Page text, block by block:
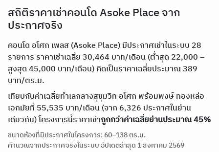
สถิติราคาเช่าคอนโด Asoke Place จาก
ประกาศจริง
คอนโด อโศก เพลส (Asoke Place) มีประกาศเช่าในระบบ 28
รายการ ราคาเช่าเฉลี่ย 30,464 บาท/เดือน (ต่ำสุด 22,000 –
สูงสุด 45,000 บาท/เดือน) คิดเป็นราคาเฉลี่ยประมาณ 389
บาท/ตร.ม.
เทียบกับค่าเฉลี่ยทำเลกลางสุขุมวิท อโศก พร้อมพงษ์ ทองหล่อ
เอกมัยที่ 55,535 บาท/เดือน (จาก 6,326 ประกาศในย่าน
เดียวกัน) โครงการนี้ราคาเช่าถูกกว่าค่าเฉลี่ยย่านประมาณ 45%
ขนาดห้องที่มีประกาศในโครงการ: 60–138 ตร.ม.
คำนวณจากประกาศจริงในระบบ อัปเดตล่าสุด 1 สิงหาคม 2569